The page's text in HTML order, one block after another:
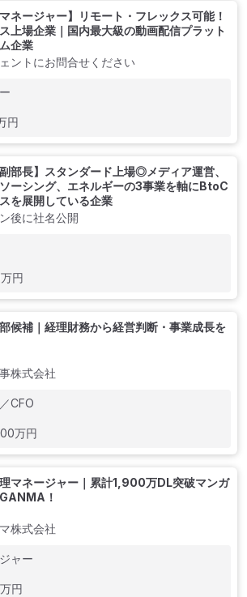
マネージャー】リモート・フレックス可能！
上場企業｜国内最大級の動画配信プラット
企業
ントにお問合せください
円
副部長】スタンダード上場◎メディア運営、
ーシング、エネルギーの3事業を軸にBtoC
を展開している企業
後に社名公開
円
候補｜経理財務から経営判断・事業成長を
株式会社
CFO
万円
マネージャー｜累計1,900万DL突破マンガ
！
株式会社
ャー
円